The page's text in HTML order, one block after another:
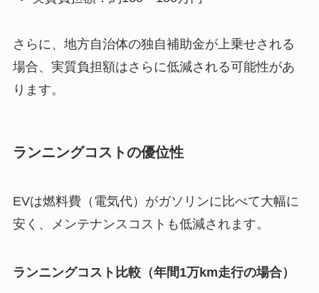
さらに、地方自治体の独自補助金が上乗せされる
場合、実質負担額はさらに低減される可能性があ
ります。
ランニングコストの優位性
EVは燃料費（電気代）がガソリンに比べて大幅に
安く、メンテナンスコストも低減されます。
ランニングコスト比較（年間1万km走行の場合）